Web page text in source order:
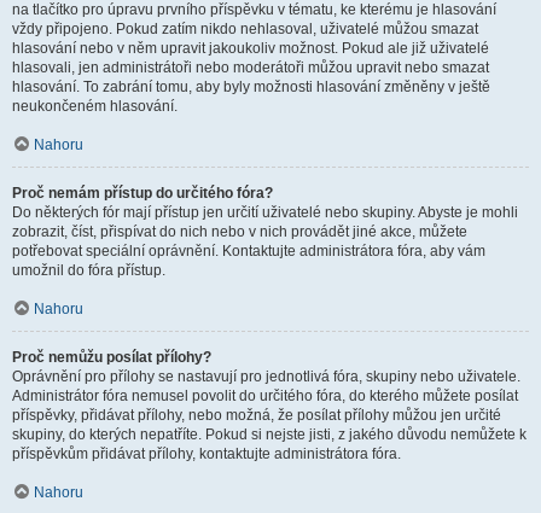
na tlačítko pro úpravu prvního příspěvku v tématu, ke kterému je hlasování
vždy připojeno. Pokud zatím nikdo nehlasoval, uživatelé můžou smazat
hlasování nebo v něm upravit jakoukoliv možnost. Pokud ale již uživatelé
hlasovali, jen administrátoři nebo moderátoři můžou upravit nebo smazat
hlasování. To zabrání tomu, aby byly možnosti hlasování změněny v ještě
neukončeném hlasování.
Nahoru
Proč nemám přístup do určitého fóra?
Do některých fór mají přístup jen určití uživatelé nebo skupiny. Abyste je mohli
zobrazit, číst, přispívat do nich nebo v nich provádět jiné akce, můžete
potřebovat speciální oprávnění. Kontaktujte administrátora fóra, aby vám
umožnil do fóra přístup.
Nahoru
Proč nemůžu posílat přílohy?
Oprávnění pro přílohy se nastavují pro jednotlivá fóra, skupiny nebo uživatele.
Administrátor fóra nemusel povolit do určitého fóra, do kterého můžete posílat
příspěvky, přidávat přílohy, nebo možná, že posílat přílohy můžou jen určité
skupiny, do kterých nepatříte. Pokud si nejste jisti, z jakého důvodu nemůžete k
příspěvkům přidávat přílohy, kontaktujte administrátora fóra.
Nahoru